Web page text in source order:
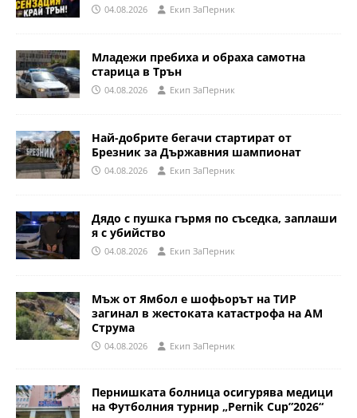
04.08.2026 Eкип ЗаПерник
Младежи пребиха и обраха самотна
старица в Трън
04.08.2026 Eкип ЗаПерник
Най-добрите бегачи стартират от
Брезник за Държавния шампионат
04.08.2026 Eкип ЗаПерник
Дядо с пушка гърмя по съседка, заплаши
я с убийство
04.08.2026 Eкип ЗаПерник
Мъж от Ямбол е шофьорът на ТИР
загинал в жестоката катастрофа на АМ
Струма
04.08.2026 Eкип ЗаПерник
Пернишката болница осигурява медици
на Футболния турнир „Pernik Cup”2026“